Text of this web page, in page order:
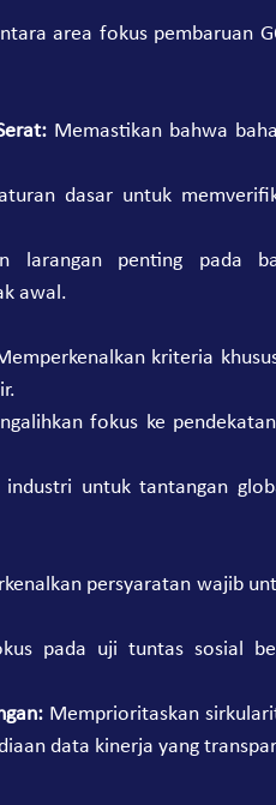
area fokus pembaruan
Memastikan bahwa
dasar untuk
larangan penting pada
awal.
kriteria
fokus ke
industri untuk tantangan
persyaratan wajib
pada uji tuntas sosial
Memprioritaskan
data kinerja yang